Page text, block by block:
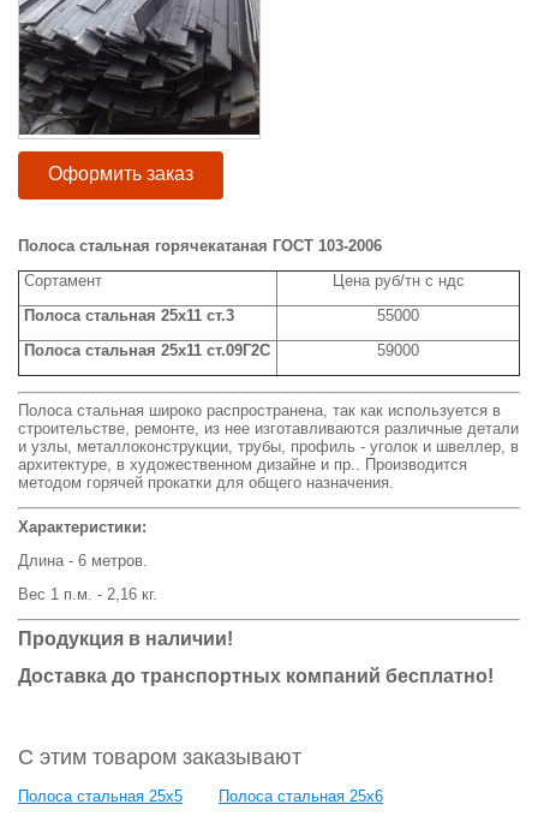
Оформить заказ
Полоса стальная горячекатаная ГОСТ 103-2006
Сортамент
Цена руб/тн с ндс
Полоса стальная 25x11 ст.3
55000
Полоса стальная 25x11 ст.09Г2С
59000
Полоса стальная широко распространена, так как используется в
строительстве, ремонте, из нее изготавливаются различные детали
и узлы, металлоконструкции, трубы, профиль - уголок и швеллер, в
архитектуре, в художественном дизайне и пр.. Производится
методом горячей прокатки для общего назначения.
Характеристики:
Длина - 6 метров.
Вес 1 п.м. - 2,16 кг.
Продукция в наличии!
Доставка до транспортных компаний бесплатно!
С этим товаром заказывают
Полоса стальная 25x5 Полоса стальная 25x6